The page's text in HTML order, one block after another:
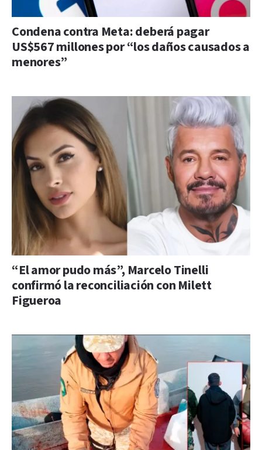
Condena contra Meta: deberá pagar
US$567 millones por “los daños causados a
menores”
“El amor pudo más”, Marcelo Tinelli
confirmó la reconciliación con Milett
Figueroa